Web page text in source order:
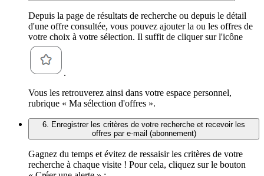
Depuis la page de résultats de recherche ou depuis le détail
d'une offre consultée, vous pouvez ajouter la ou les offres de
votre choix à votre sélection. Il suffit de cliquer sur l'icône
.
Vous les retrouverez ainsi dans votre espace personnel,
rubrique « Ma sélection d'offres ».
6. Enregistrer les critères de votre recherche et recevoir les
offres par e-mail (abonnement)
Gagnez du temps et évitez de ressaisir les critères de votre
recherche à chaque visite ! Pour cela, cliquez sur le bouton